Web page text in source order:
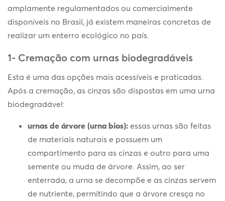
amplamente regulamentados ou comercialmente
disponíveis no Brasil, já existem maneiras concretas de
realizar um enterro ecológico no país.
1- Cremação com urnas biodegradáveis
Esta é uma das opções mais acessíveis e praticadas.
Após a cremação, as cinzas são dispostas em uma urna
biodegradável:
urnas de árvore (urna bios): essas urnas são feitas
de materiais naturais e possuem um
compartimento para as cinzas e outro para uma
semente ou muda de árvore. Assim, ao ser
enterrada, a urna se decompõe e as cinzas servem
de nutriente, permitindo que a árvore cresça no